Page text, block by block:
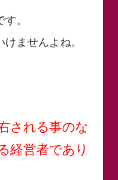
。
ませんよね。
される事のな
経営者であり